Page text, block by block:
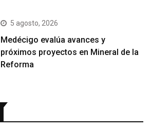
5 agosto, 2026
Medécigo evalúa avances y
próximos proyectos en Mineral de la
Reforma